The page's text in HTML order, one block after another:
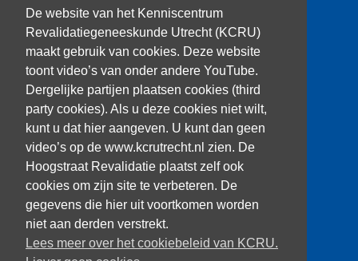
De website van het Kenniscentrum
Revalidatiegeneeskunde Utrecht (KCRU)
maakt gebruik van cookies. Deze website
toont video’s van onder andere YouTube.
Dergelijke partijen plaatsen cookies (third
party cookies). Als u deze cookies niet wilt,
kunt u dat hier aangeven. U kunt dan geen
video’s op de www.kcrutrecht.nl zien. De
Hoogstraat Revalidatie plaatst zelf ook
cookies om zijn site te verbeteren. De
gegevens die hier uit voortkomen worden
niet aan derden verstrekt.
Lees meer over het cookiebeleid van KCRU.
kenniscentrum@dehoogstraat.nl
Over het KCRU
Samenwerkingen
Onze onderzoekers
Procedure onderzoeker
Volg ons